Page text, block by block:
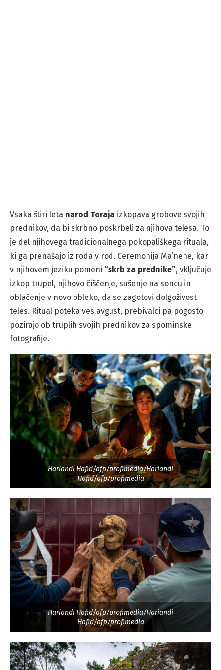
Vsaka štiri leta narod Toraja izkopava grobove svojih
prednikov, da bi skrbno poskrbeli za njihova telesa. To
je del njihovega tradicionalnega pokopališkega rituala,
ki ga prenašajo iz roda v rod. Ceremonija Ma’nene, kar
v njihovem jeziku pomeni “skrb za prednike”, vključuje
izkop trupel, njihovo čiščenje, sušenje na soncu in
oblačenje v novo obleko, da se zagotovi dolgoživost
teles. Ritual poteka ves avgust, prebivalci pa pogosto
pozirajo ob truplih svojih prednikov za spominske
fotografije.
Hariandi Hafid/afp/profimedia/Hariandi
Hafid/afp/profimedia
Hariandi Hafid/afp/profimedia/Hariandi
Hafid/afp/profimedia